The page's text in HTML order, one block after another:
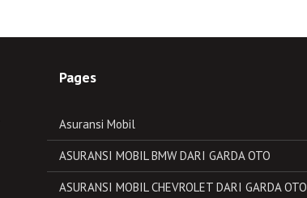
Pages
Asuransi Mobil
ASURANSI MOBIL BMW DARI GARDA OTO
ASURANSI MOBIL CHEVROLET DARI GARDA OTO